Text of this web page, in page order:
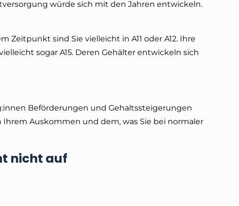
würde sich mit den Jahren entwickeln.
Zeitpunkt sind Sie vielleicht in A11 oder A12. Ihre
sogar A15. Deren Gehälter entwickeln sich
Beförderungen und Gehaltssteigerungen
Auskommen und dem, was Sie bei normaler
nicht auf